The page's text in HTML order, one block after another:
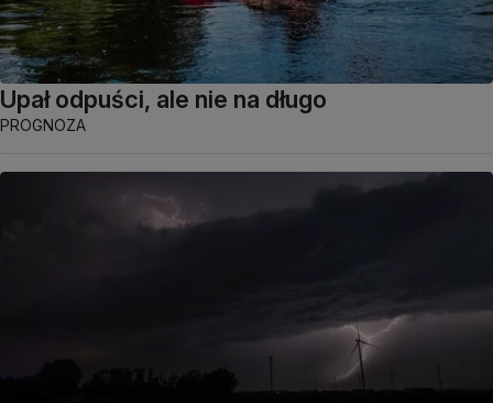
Upał odpuści, ale nie na długo
PROGNOZA